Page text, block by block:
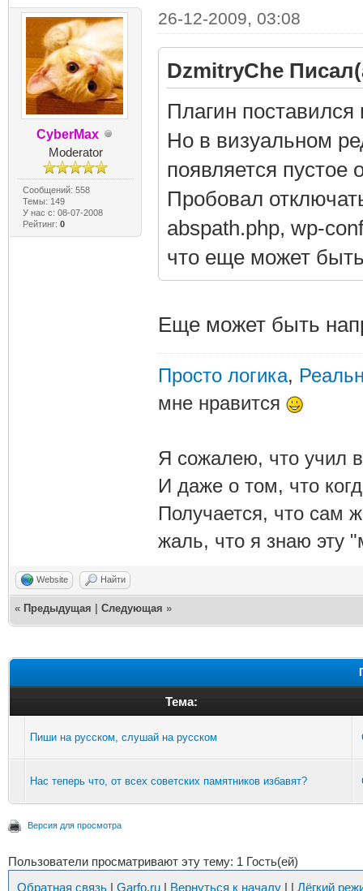
CyberMax
Moderator
Сообщений: 558
Темы: 149
У нас с: 08-07-2008
Рейтинг: 0
26-12-2009, 03:08
DzmitryChe
Плагин поставился
Но в визуальном
появляется пустое
Пробовал
abspath.php, wp-
что еще может
Еще может быть
Просто логика,
мне нравится
Я сожалею, что учил
И даже о том, что
Получается, что сам
жаль, что я знаю эту
Website Найти
« Предыдущая Следующая »
Тема:
Пиши на русском, слушай на русском
Нас теперь что, от всех советских памятников избавят?
Версия для просмотра
Пользователи просматривают эту тему: 1 Гость(ей)
Обратная связь | Garfo.ru | Вернуться к началу | | Лёгкий